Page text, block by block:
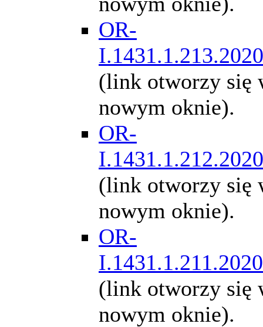
OR-
I.1431.1.213.2020
(link otworzy się
nowym oknie).
OR-
I.1431.1.212.2020
(link otworzy się
nowym oknie).
OR-
I.1431.1.211.2020
(link otworzy się
nowym oknie).